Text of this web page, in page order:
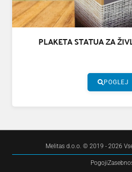
PLAKETA STATUA ZA
POGLEJ
Melitas d.o.o. © 2019 - 2026
Pogoji